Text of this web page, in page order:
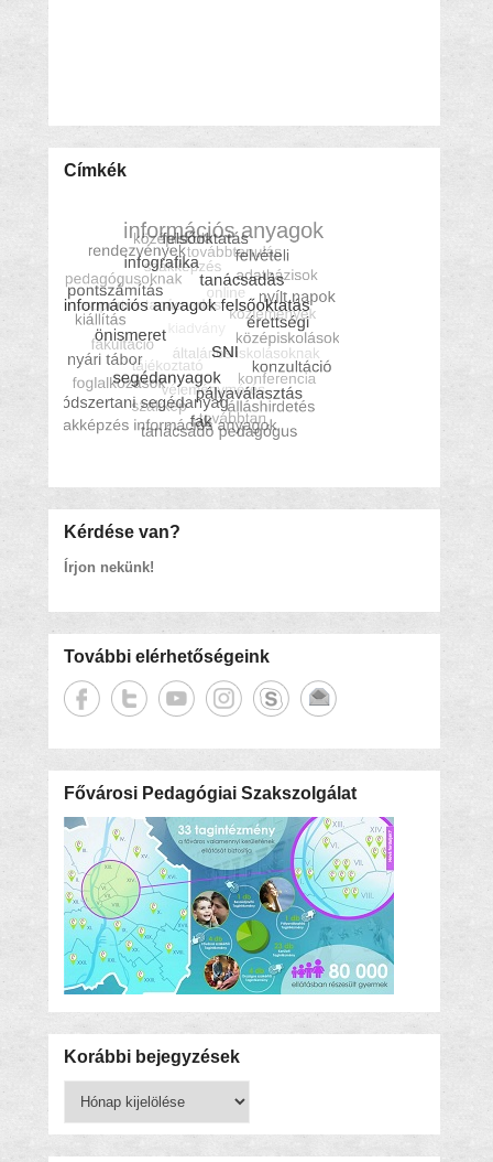
Címkék
Kérdése van?
Írjon nekünk!
További elérhetőségeink
Fővárosi Pedagógiai Szakszolgálat
Korábbi bejegyzések
bejegyzések